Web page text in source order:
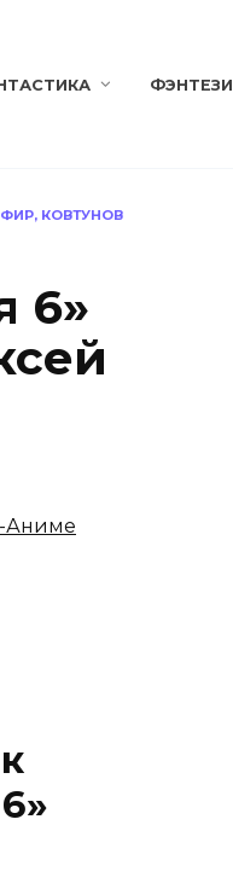
ФЭНТЕЗИ
КОВТУНОВ
6»
Аниме